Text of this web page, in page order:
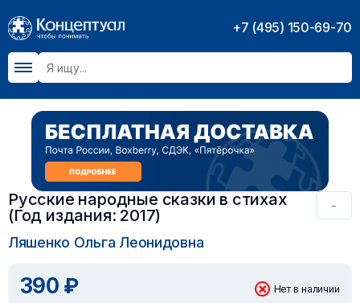
+7 (495) 150-69-70
Русские народные сказки в стихах
(Год издания: 2017)
-
Ляшенко Ольга Леонидовна
390 ₽ Нет в наличии